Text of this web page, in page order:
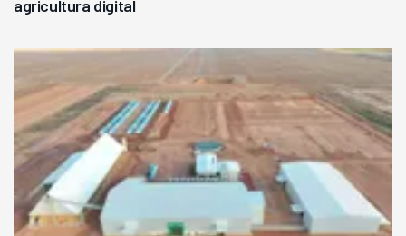
agricultura digital